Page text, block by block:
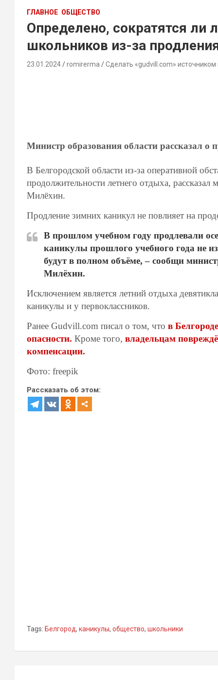
ГЛАВНОЕ ОБЩЕСТВО
Определено, сократятся ли
школьников из-за
23.01.2024 romirerma Сделать «gudvill.com» источником
Министр образования области рассказал о
В Белгородской области из-за оперативной
продолжительности летнего отдыха,
Милёхин.
Продление зимних каникул не повлияет на
В прошлом учебном году продлевали
каникулы прошлого учебного года не
будут в полном объёме, – сообщи
Милёхин.
Исключением является летний отдыха
каникулы и у первоклассников.
Ранее Gudvill.com писал о том, что в
опасности. Кроме того, владельцам
компенсации.
Фото: freepik
Рассказать об этом:
Tags: Белгород, каникулы, общество, школьники